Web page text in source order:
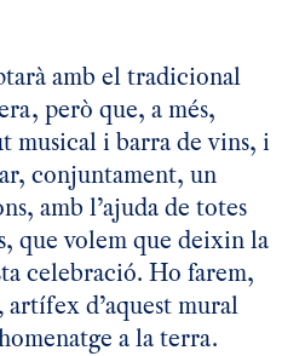
amb el tradicional
però que, a més,
musical i barra de vins, i
conjuntament, un
amb l’ajuda de totes
que volem que deixin la
celebració. Ho farem,
,artífex d’aquest mural
a la terra.